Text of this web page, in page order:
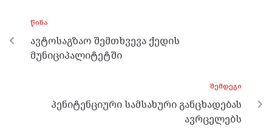
o
o
k
er m p
p
ᲬᲘᲜᲐ
ავტოსაგზაო შემთხვევა ქედის
მუნიციპალიტეტში
ᲨᲔᲛᲓᲔᲒᲘ
პენიტენციური სამსახური განცხადებას
ავრცელებს